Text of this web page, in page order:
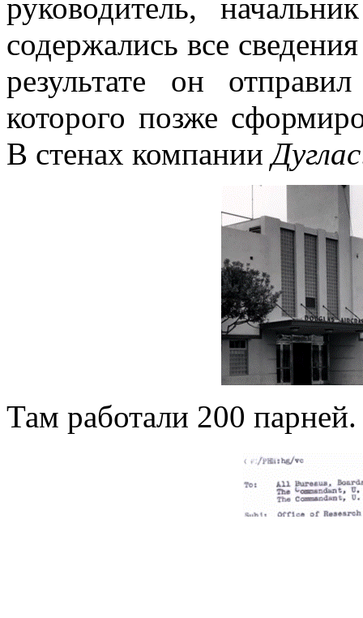
руководитель,
содержались все
результате он
которого позже
В стенах компанииДуглас
Там работали 200 парней.